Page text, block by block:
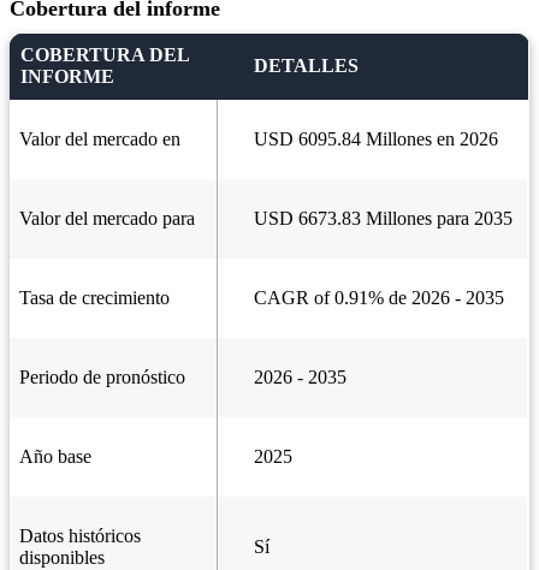
Cobertura del informe
COBERTURA DEL
INFORME
DETALLES
Valor del mercado en USD 6095.84 Millones en 2026
Valor del mercado para USD 6673.83 Millones para 2035
Tasa de crecimiento CAGR of 0.91% de 2026 - 2035
Periodo de pronóstico 2026 - 2035
Año base 2025
Datos históricos
disponibles
Sí